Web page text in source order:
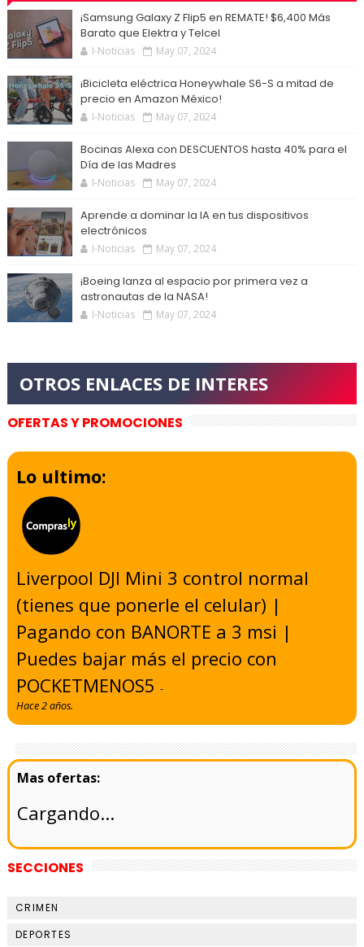
¡Samsung Galaxy Z Flip5 en REMATE! $6,400 Más
Barato que Elektra y Telcel
I-Noticias May 07, 2024
¡Bicicleta eléctrica Honeywhale S6-S a mitad de
precio en Amazon México!
I-Noticias May 07, 2024
Bocinas Alexa con DESCUENTOS hasta 40% para el
Día de las Madres
I-Noticias May 07, 2024
Aprende a dominar la IA en tus dispositivos
electrónicos
I-Noticias May 07, 2024
¡Boeing lanza al espacio por primera vez a
astronautas de la NASA!
I-Noticias May 07, 2024
OFERTAS Y PROMOCIONES
Lo ultimo:
Liverpool DJI Mini 3 control normal
(tienes que ponerle el celular) |
Pagando con BANORTE a 3 msi |
Puedes bajar más el precio con
POCKETMENOS5-
Hace 2 años.
Cargando...
SECCIONES
CRIMEN
DEPORTES